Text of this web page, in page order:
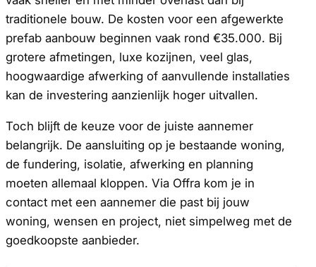
traditionele bouw. De kosten voor een afgewerkte
prefab aanbouw beginnen vaak rond €35.000. Bij
grotere afmetingen, luxe kozijnen, veel glas,
hoogwaardige afwerking of aanvullende installaties
kan de investering aanzienlijk hoger uitvallen.
Toch blijft de keuze voor de juiste aannemer
belangrijk. De aansluiting op je bestaande woning,
de fundering, isolatie, afwerking en planning
moeten allemaal kloppen. Via Offra kom je in
contact met een aannemer die past bij jouw
woning, wensen en project, niet simpelweg met de
goedkoopste aanbieder.